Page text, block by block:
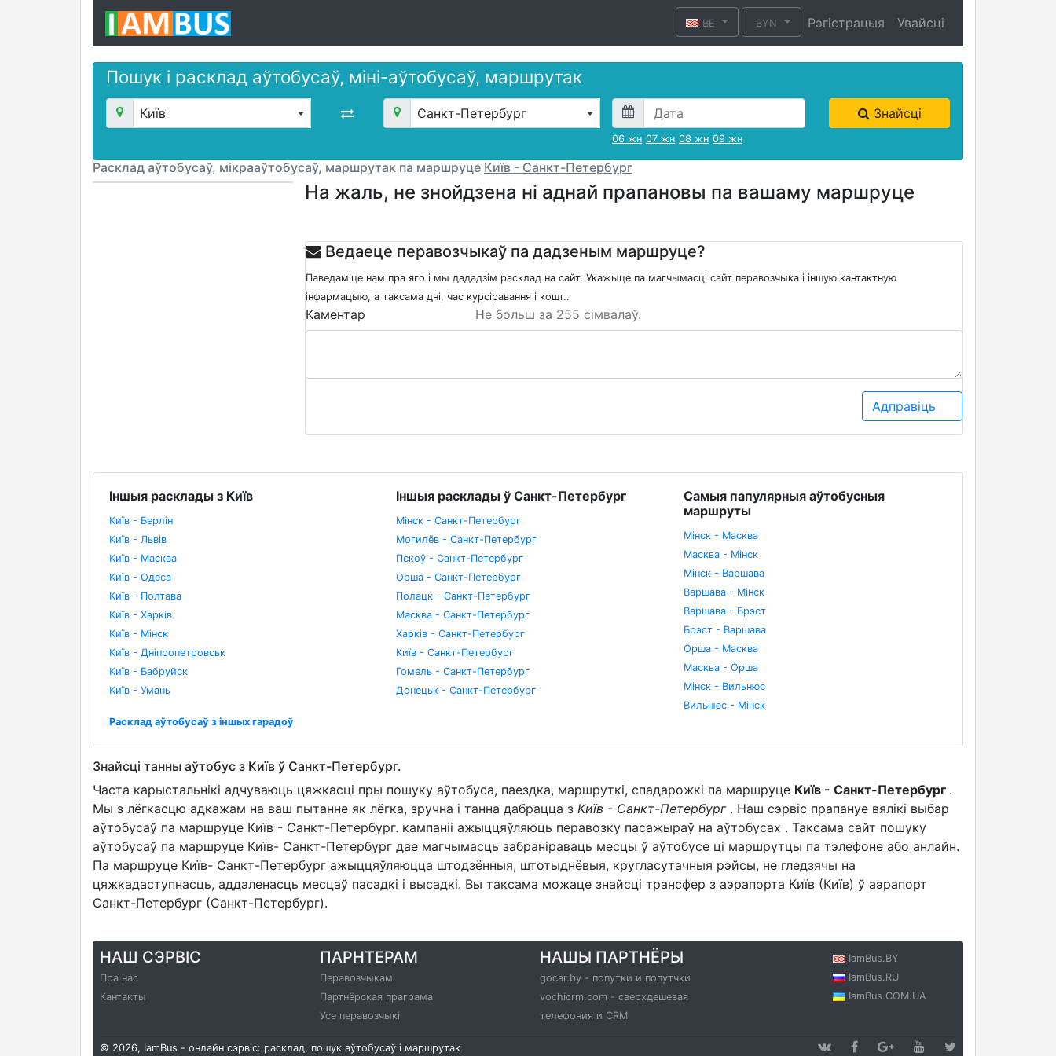
BE BYN Рэгістрацыя Увайсці
Пошук і расклад аўтобусаў, міні-аўтобусаў, маршрутак
Київ Санкт-Петербург
06 жн 07 жн 08 жн 09 жн
Знайсці
Расклад аўтобусаў, мікрааўтобусаў, маршрутак па маршруце Київ - Санкт-Петербург
На жаль, не знойдзена ні аднай прапановы па вашаму маршруце
Ведаеце перавозчыкаў па дадзеным маршруце?
Паведаміце нам пра яго і мы дададзім расклад на сайт. Укажыце па магчымасці сайт перавозчыка і іншую кантактную
інфармацыю, а таксама дні, час курсіравання і кошт..
Каментар Не больш за 255 сімвалаў.
Адправіць
Іншыя расклады з Київ
Київ - Берлін
Київ - Львів
Київ - Масква
Київ - Одеса
Київ - Полтава
Київ - Харків
Київ - Мінск
Київ - Дніпропетровськ
Київ - Бабруйск
Київ - Умань
Расклад аўтобусаў з іншых гарадоў
Іншыя расклады ў Санкт-Петербург
Мінск - Санкт-Петербург
Могилёв - Санкт-Петербург
Пскоў - Санкт-Петербург
Орша - Санкт-Петербург
Полацк - Санкт-Петербург
Масква - Санкт-Петербург
Харків - Санкт-Петербург
Київ - Санкт-Петербург
Гомель - Санкт-Петербург
Донецьк - Санкт-Петербург
Самыя папулярныя аўтобусныя
маршруты
Мінск - Масква
Масква - Мінск
Мінск - Варшава
Варшава - Мінск
Варшава - Брэст
Брэст - Варшава
Орша - Масква
Масква - Орша
Мінск - Вильнюс
Вильнюс - Мінск
Знайсці танны аўтобус з Київ ў Санкт-Петербург.
Часта карыстальнікі адчуваюць цяжкасці пры пошуку аўтобуса, паездка, маршруткі, спадарожкі па маршруце Київ - Санкт-Петербург .
Мы з лёгкасцю адкажам на ваш пытанне як лёгка, зручна і танна дабрацца з Київ - Санкт-Петербург . Наш сэрвіс прапануе вялікі выбар
аўтобусаў па маршруце Київ - Санкт-Петербург. кампаніі ажыццяўляюць перавозку пасажыраў на аўтобусах . Таксама сайт пошуку
аўтобусаў па маршруце Київ- Санкт-Петербург дае магчымасць забраніраваць месцы ў аўтобусе ці маршрутцы па тэлефоне або анлайн.
Па маршруце Київ- Санкт-Петербург ажыццяўляюцца штодзённыя, штотыднёвыя, кругласутачныя рэйсы, не гледзячы на ​​
цяжкадаступнасць, аддаленасць месцаў пасадкі і высадкі. Вы таксама можаце знайсці трансфер з аэрапорта Київ (Київ) ў аэрапорт
Санкт-Петербург (Санкт-Петербург).
НАШ СЭРВІС
Пра нас
Кантакты
ПАРНТЕРАМ
Перавозчыкам
Партнёрская праграма
Усе перавозчыкі
НАШЫ ПАРТНЁРЫ
gocar.by - попутки и попутчки
vochicrm.com - сверхдешевая
телефония и CRM
IamBus.BY
IamBus.RU
IamBus.COM.UA
© 2026, IamBus - онлайн сэрвіс: расклад, пошук аўтобусаў і маршрутак